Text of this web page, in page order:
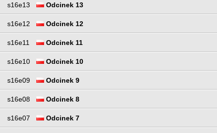
s16e13 Odcinek 13
s16e12 Odcinek 12
s16e11 Odcinek 11
s16e10 Odcinek 10
s16e09 Odcinek 9
s16e08 Odcinek 8
s16e07 Odcinek 7